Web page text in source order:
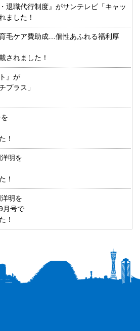
退職代行制度』がサンテレビ「キャッ
ました！
毛ケア費助成…個性あふれる福利厚
されました！
』が
プラス」
！
明を
！
明を
月号で
！